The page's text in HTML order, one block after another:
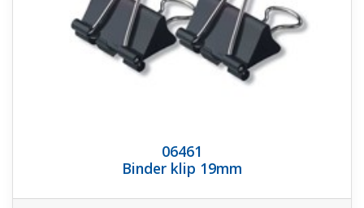
06461
Binder klip 19mm